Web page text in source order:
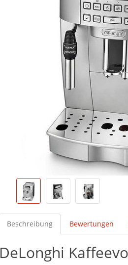
Beschreibung Bewertungen
DeLonghi